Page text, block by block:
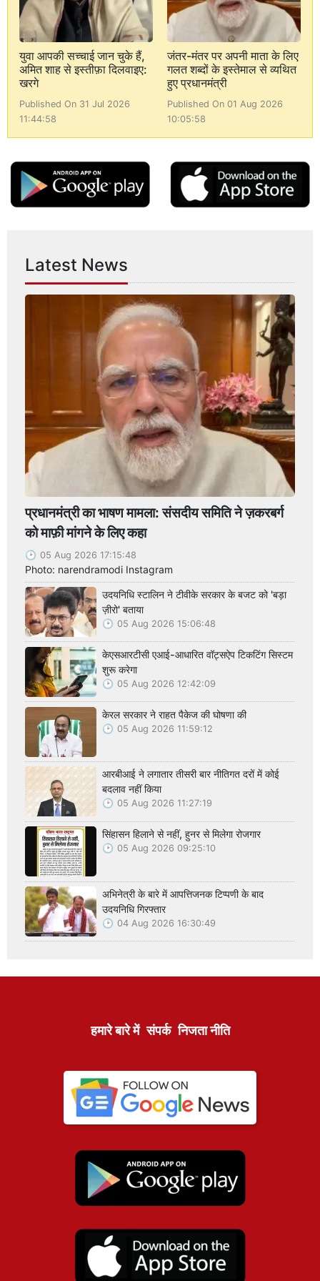
युवा आपकी सच्चाई जान चुके हैं,
अमित शाह से इस्तीफ़ा दिलवाइए:
खरगे
Published On 31 Jul 2026
11:44:58
जंतर-मंतर पर अपनी माता के लिए
गलत शब्दों के इस्तेमाल से व्यथित
हुए प्रधानमंत्री
Published On 01 Aug 2026
10:05:58
Latest News
प्रधानमंत्री का भाषण मामला: संसदीय समिति ने ज़करबर्ग
को माफ़ी मांगने के लिए कहा
05 Aug 2026 17:15:48
Photo: narendramodi Instagram
उदयनिधि स्टालिन ने टीवीके सरकार के बजट को 'बड़ा
ज़ीरो' बताया
05 Aug 2026 15:06:48
केएसआरटीसी एआई-आधारित वॉट्सऐप टिकटिंग सिस्टम
शुरू करेगा
05 Aug 2026 12:42:09
केरल सरकार ने राहत पैकेज की घोषणा की
05 Aug 2026 11:59:12
आरबीआई ने लगातार तीसरी बार नीतिगत दरों में कोई
बदलाव नहीं किया
05 Aug 2026 11:27:19
सिंहासन हिलाने से नहीं, हुनर से मिलेगा रोजगार
05 Aug 2026 09:25:10
अभिनेत्री के बारे में आपत्तिजनक टिप्पणी के बाद
उदयनिधि गिरफ्तार
04 Aug 2026 16:30:49
हमारे बारे में संपर्क निजता नीति